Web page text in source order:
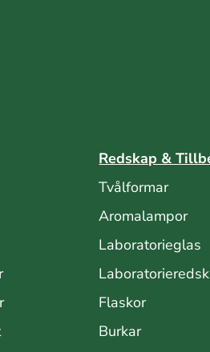
Redskap &
Tvålformar
Aromalampor
Laboratorieglas
Flaskor
Burkar